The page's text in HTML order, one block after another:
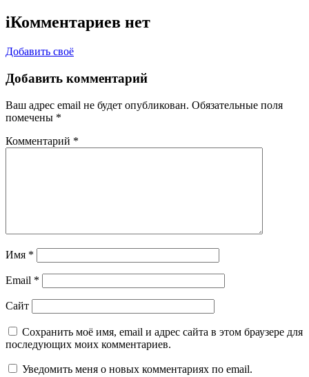
iКомментариев нет
Добавить своё
Добавить комментарий
Ваш адрес email не будет опубликован. Обязательные поля
помечены *
Комментарий *
Имя *
Email *
Сайт
Сохранить моё имя, email и адрес сайта в этом браузере для
последующих моих комментариев.
Уведомить меня о новых комментариях по email.